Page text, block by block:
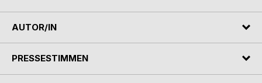
AUTOR/IN
PRESSESTIMMEN